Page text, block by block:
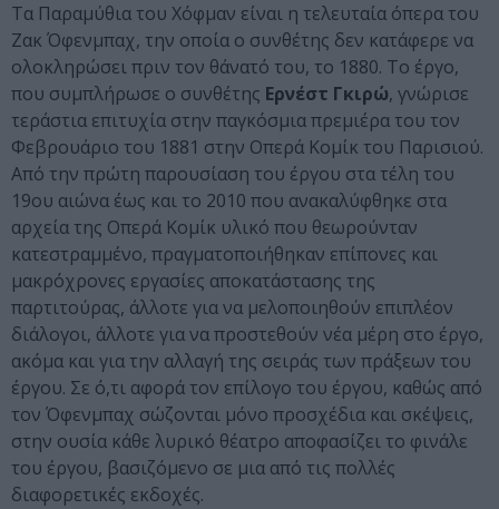
Τα Παραμύθια του Χόφμαν είναι η τελευταία όπερα του
Ζακ Όφενμπαχ, την οποία ο συνθέτης δεν κατάφερε να
ολοκληρώσει πριν τον θάνατό του, το 1880. Το έργο,
που συμπλήρωσε ο συνθέτης Ερνέστ Γκιρώ, γνώρισε
τεράστια επιτυχία στην παγκόσμια πρεμιέρα του τον
Φεβρουάριο του 1881 στην Οπερά Κομίκ του Παρισιού.
Από την πρώτη παρουσίαση του έργου στα τέλη του
19ου αιώνα έως και το 2010 που ανακαλύφθηκε στα
αρχεία της Οπερά Κομίκ υλικό που θεωρούνταν
κατεστραμμένο, πραγματοποιήθηκαν επίπονες και
μακρόχρονες εργασίες αποκατάστασης της
παρτιτούρας, άλλοτε για να μελοποιηθούν επιπλέον
διάλογοι, άλλοτε για να προστεθούν νέα μέρη στο έργο,
ακόμα και για την αλλαγή της σειράς των πράξεων του
έργου. Σε ό,τι αφορά τον επίλογο του έργου, καθώς από
τον Όφενμπαχ σώζονται μόνο προσχέδια και σκέψεις,
στην ουσία κάθε λυρικό θέατρο αποφασίζει το φινάλε
του έργου, βασιζόμενο σε μια από τις πολλές
διαφορετικές εκδοχές.